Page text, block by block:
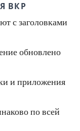
ВКР
с заголовками
обновлено
и приложения
по всей